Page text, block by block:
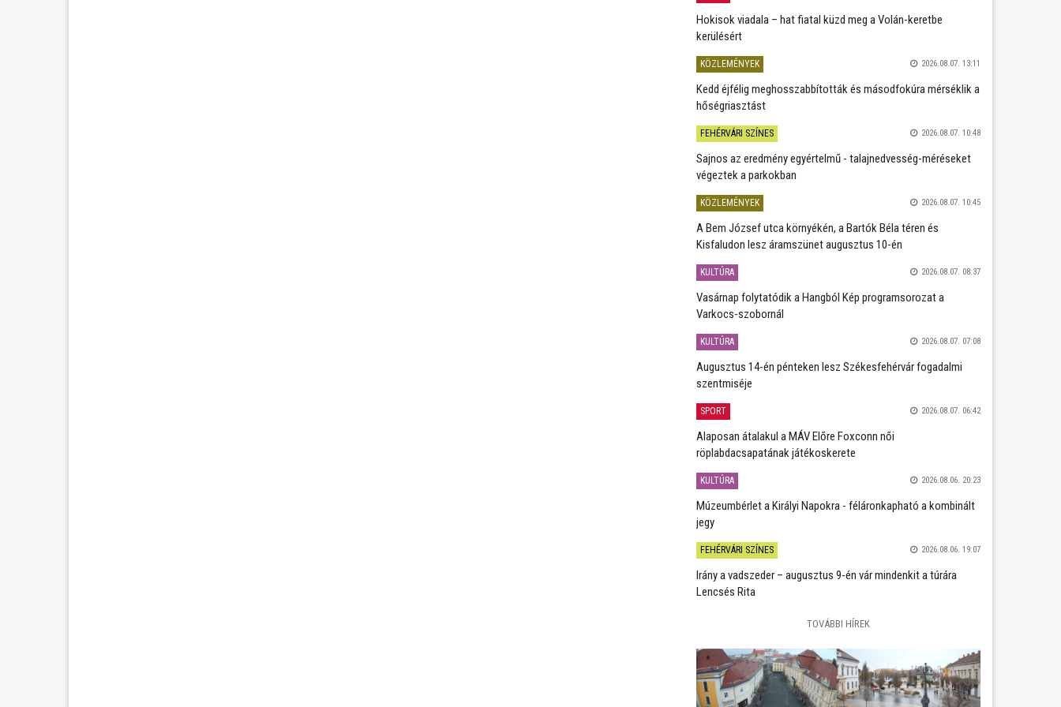
Hokisok viadala – hat fiatal küzd meg a Volán-keretbe
kerülésért
KÖZLEMÉNYEK 2026.08.07. 13:11
Kedd éjfélig meghosszabbították és másodfokúra mérséklik a
hőségriasztást
FEHÉRVÁRI SZÍNES 2026.08.07. 10:48
Sajnos az eredmény egyértelmű - talajnedvesség-méréseket
végeztek a parkokban
KÖZLEMÉNYEK 2026.08.07. 10:45
A Bem József utca környékén, a Bartók Béla téren és
Kisfaludon lesz áramszünet augusztus 10-én
KULTÚRA 2026.08.07. 08:37
Vasárnap folytatódik a Hangból Kép programsorozat a
Varkocs-szobornál
KULTÚRA 2026.08.07. 07:08
Augusztus 14-én pénteken lesz Székesfehérvár fogadalmi
szentmiséje
SPORT 2026.08.07. 06:42
Alaposan átalakul a MÁV Előre Foxconn női
röplabdacsapatának játékoskerete
KULTÚRA 2026.08.06. 20:23
Múzeumbérlet a Királyi Napokra - féláronkapható a kombinált
jegy
FEHÉRVÁRI SZÍNES 2026.08.06. 19:07
Irány a vadszeder – augusztus 9-én vár mindenkit a túrára
Lencsés Rita
TOVÁBBI HÍREK